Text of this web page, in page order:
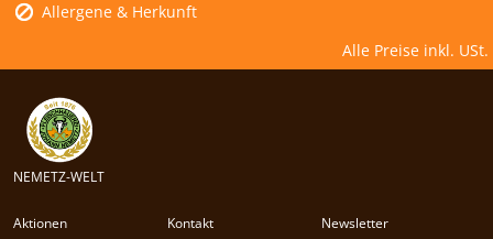
Allergene & Herkunft
Alle Preise inkl. USt.
NEMETZ-WELT
Aktionen Kontakt
Newsletter